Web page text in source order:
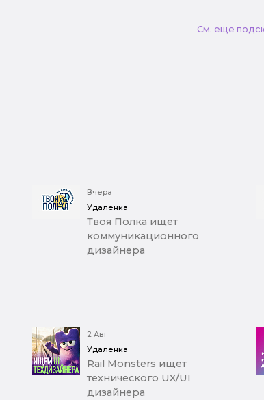
См. еще
Вчера
Удаленка
Твоя Полка ищет
коммуникационного
дизайнера
2 Авг
Удаленка
Rail Monsters ищет
технического UX/UI
дизайнера